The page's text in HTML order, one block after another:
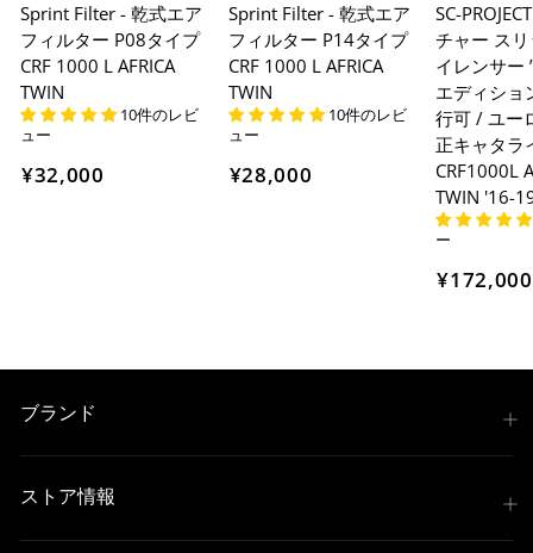
Sprint Filter - 乾式エア
フィルター P08タイプ
CRF 1000 L AFRICA
TWIN
10件のレビ
ュー
¥32,000
Sprint Filter - 乾式エア
フィルター P14タイプ
CRF 1000 L AFRICA
TWIN
10件のレビ
ュー
¥28,000
SC-
チャー ス
イレンサー
エディショ
行可 / ユー
正キャタラ
CRF1000L
TWIN '16-
ー
¥172,000
ブランド
ストア情報